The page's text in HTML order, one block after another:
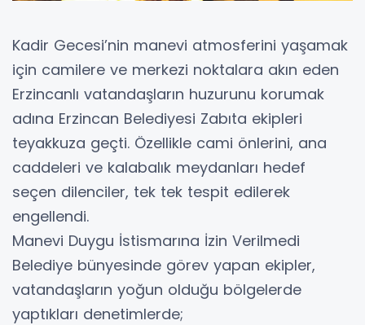
​Kadir Gecesi’nin manevi atmosferini yaşamak
için camilere ve merkezi noktalara akın eden
Erzincanlı vatandaşların huzurunu korumak
adına Erzincan Belediyesi Zabıta ekipleri
teyakkuza geçti. Özellikle cami önlerini, ana
caddeleri ve kalabalık meydanları hedef
seçen dilenciler, tek tek tespit edilerek
engellendi.
​Manevi Duygu İstismarına İzin Verilmedi
​Belediye bünyesinde görev yapan ekipler,
vatandaşların yoğun olduğu bölgelerde
yaptıkları denetimlerde;